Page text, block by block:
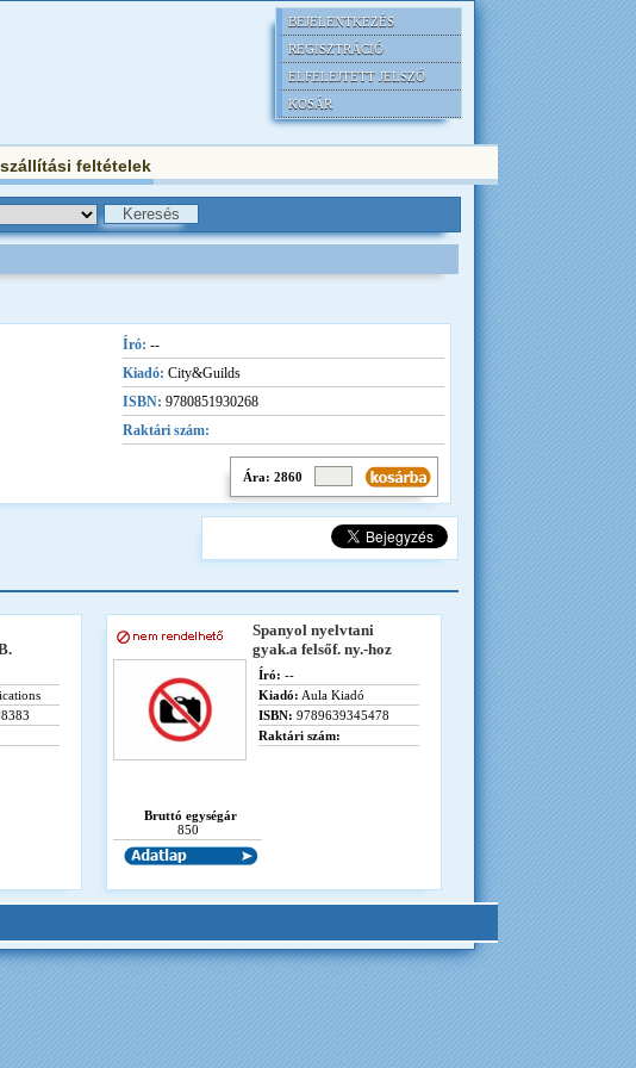
BEJELENTKEZÉS
REGISZTRÁCIÓ
ELFELEJTETT JELSZÓ
KOSÁR
feltételek
Író: --
Kiadó: City&Guilds
ISBN: 9780851930268
Raktári szám:
Ára: 2860
Spanyol nyelvtani
gyak.a felsőf. ny.-hoz
Író: --
Kiadó: Aula Kiadó
ISBN: 9789639345478
Raktári szám:
Bruttó egységár
850